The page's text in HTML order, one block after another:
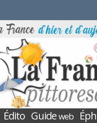
Édito Guideweb